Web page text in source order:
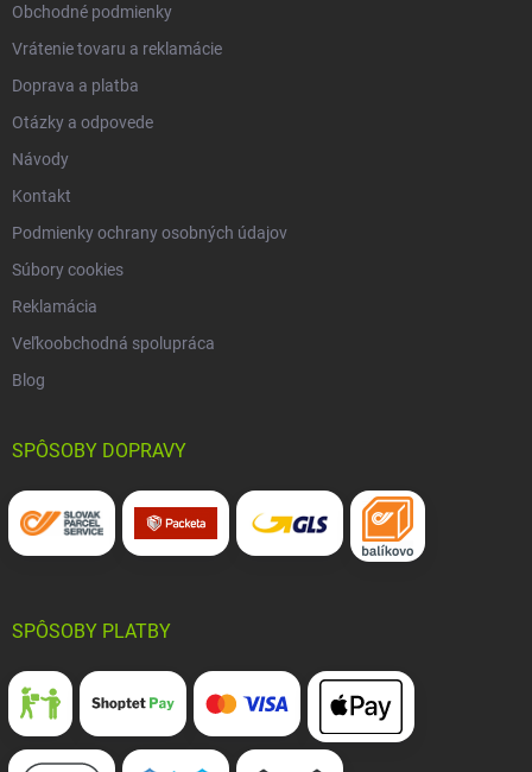
Obchodné podmienky
Vrátenie tovaru a reklamácie
Doprava a platba
Otázky a odpovede
Návody
Kontakt
Podmienky ochrany osobných údajov
Súbory cookies
Reklamácia
Veľkoobchodná spolupráca
Blog
SPÔSOBY DOPRAVY
SPÔSOBY PLATBY